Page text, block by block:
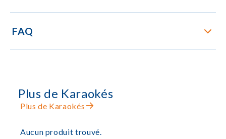
FAQ
Plus de Karaokés
Plus de Karaokés
Aucun produit trouvé.